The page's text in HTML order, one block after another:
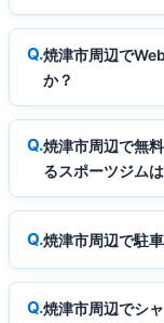
焼津市周辺で
か？
焼津市周辺で無
るスポーツジム
焼津市周辺で駐
焼津市周辺でシ